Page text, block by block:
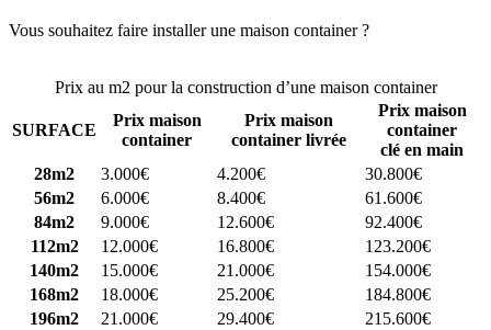
Vous souhaitez faire installer une maison container ?
Prix au m2 pour la construction d’une maison container
SURFACE
Prix maison
container
Prix maison
container livrée
Prix maison
container
clé en main
28m2
3.000€ 4.200€
30.800€
56m2
6.000€ 8.400€
61.600€
84m2
9.000€ 12.600€
92.400€
112m2
12.000€ 16.800€
123.200€
140m2
15.000€ 21.000€
154.000€
168m2
18.000€ 25.200€
184.800€
196m2
21.000€ 29.400€ 215.600€